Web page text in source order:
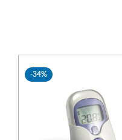
-34%